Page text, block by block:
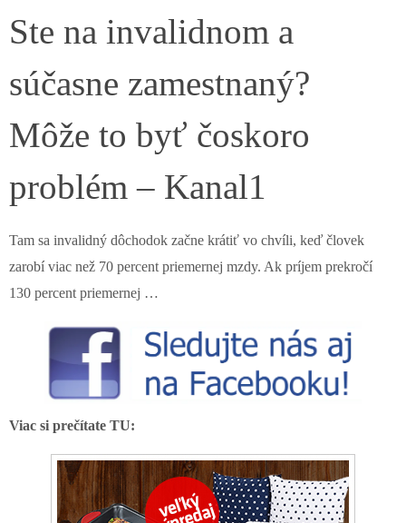
Ste na invalidnom a
súčasne zamestnaný?
Môže to byť čoskoro
problém – Kanal1
Tam sa invalidný dôchodok začne krátiť vo chvíli, keď človek
zarobí viac než 70 percent priemernej mzdy. Ak príjem prekročí
130 percent priemernej …
Viac si prečítate TU: